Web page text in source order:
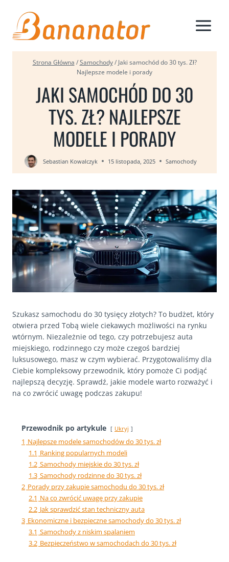
treści
Strona Główna / Samochody / Jaki samochód do 30 tys. Zł?
Najlepsze modele i porady
JAKI SAMOCHÓD DO 30
TYS. ZŁ? NAJLEPSZE
MODELE I PORADY
Sebastian Kowalczyk 15 listopada, 2025 Samochody
Szukasz samochodu do 30 tysięcy złotych? To budżet, który
otwiera przed Tobą wiele ciekawych możliwości na rynku
wtórnym. Niezależnie od tego, czy potrzebujesz auta
miejskiego, rodzinnego czy może czegoś bardziej
luksusowego, masz w czym wybierać. Przygotowaliśmy dla
Ciebie kompleksowy przewodnik, który pomoże Ci podjąć
najlepszą decyzję. Sprawdź, jakie modele warto rozważyć i
na co zwrócić uwagę podczas zakupu!
Przewodnik po artykule Ukryj
1 Najlepsze modele samochodów do 30 tys. zł
1.1 Ranking popularnych modeli
1.2 Samochody miejskie do 30 tys. zł
1.3 Samochody rodzinne do 30 tys. zł
2 Porady przy zakupie samochodu do 30 tys. zł
2.1 Na co zwrócić uwagę przy zakupie
2.2 Jak sprawdzić stan techniczny auta
3 Ekonomiczne i bezpieczne samochody do 30 tys. zł
3.1 Samochody z niskim spalaniem
3.2 Bezpieczeństwo w samochodach do 30 tys. zł